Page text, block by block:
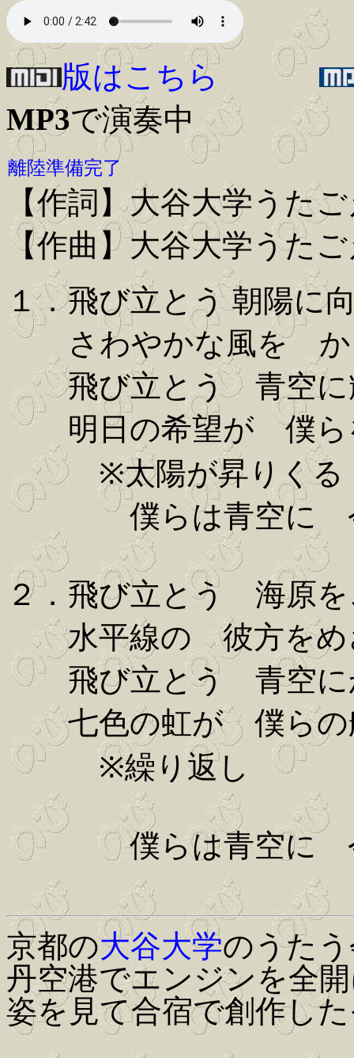
版はこちら
MP3で演奏中
離陸準備完了
【作詞】大谷大学うた
【作曲】大谷大学うた
１．飛び立とう 朝陽に
さわやかな風を か
飛び立とう 青空に
明日の希望が 僕ら
※太陽が昇りくる
僕らは青空に 今
２．飛び立とう 海原
水平線の 彼方をめ
飛び立とう 青空に
七色の虹が 僕らの
※繰り返し
僕らは青空に 今
京都の大谷大学のうた
丹空港でエンジンを全
姿を見て合宿で創作し